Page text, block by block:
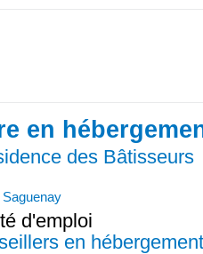
en
des Bâtisseurs
Saguenay
d'emploi
en hébergement